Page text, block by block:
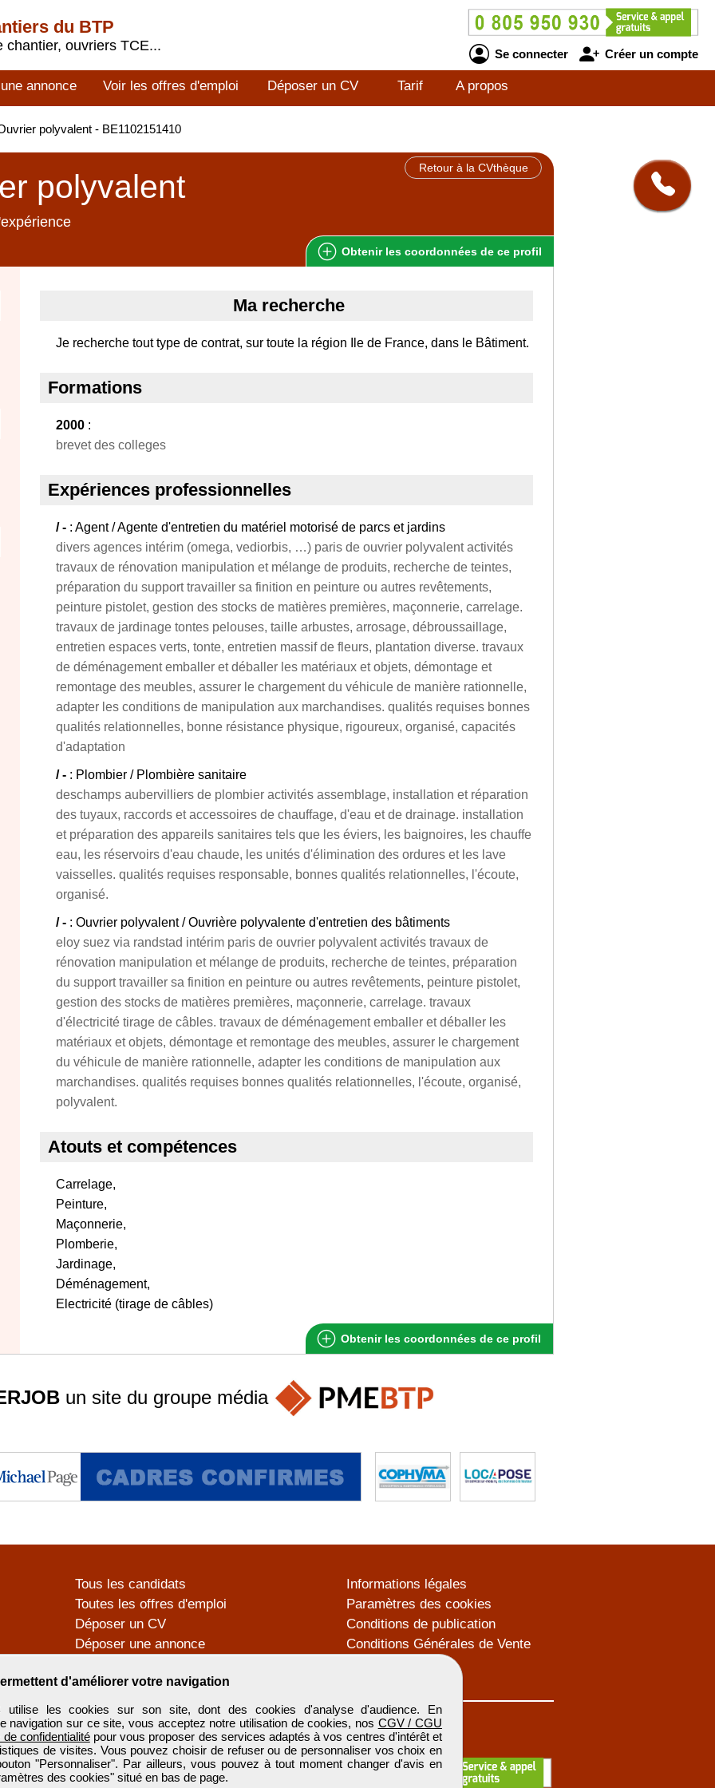
du BTP
chantier, ouvriers TCE...
Se connecter Créer un compte
annonce Voir les offres d'emploi Déposer un CV Tarif A propos
polyvalent - BE1102151410
Retour à la CVthèque
polyvalent
Obtenir les coordonnées de ce profil
Ma recherche
Je recherche tout type de contrat, sur toute la région Ile de France, dans le Bâtiment.
Formations
2000 :
brevet des colleges
Expériences professionnelles
/ - : Agent / Agente d'entretien du matériel motorisé de parcs et jardins
divers agences intérim (omega, vediorbis, …) paris de ouvrier polyvalent activités
travaux de rénovation manipulation et mélange de produits, recherche de teintes,
préparation du support travailler sa finition en peinture ou autres revêtements,
peinture pistolet, gestion des stocks de matières premières, maçonnerie, carrelage.
travaux de jardinage tontes pelouses, taille arbustes, arrosage, débroussaillage,
entretien espaces verts, tonte, entretien massif de fleurs, plantation diverse. travaux
de déménagement emballer et déballer les matériaux et objets, démontage et
remontage des meubles, assurer le chargement du véhicule de manière rationnelle,
adapter les conditions de manipulation aux marchandises. qualités requises bonnes
qualités relationnelles, bonne résistance physique, rigoureux, organisé, capacités
d'adaptation
/ - : Plombier / Plombière sanitaire
deschamps aubervilliers de plombier activités assemblage, installation et réparation
des tuyaux, raccords et accessoires de chauffage, d'eau et de drainage. installation
et préparation des appareils sanitaires tels que les éviers, les baignoires, les chauffe
eau, les réservoirs d'eau chaude, les unités d'élimination des ordures et les lave
vaisselles. qualités requises responsable, bonnes qualités relationnelles, l'écoute,
organisé.
/ - : Ouvrier polyvalent / Ouvrière polyvalente d'entretien des bâtiments
eloy suez via randstad intérim paris de ouvrier polyvalent activités travaux de
rénovation manipulation et mélange de produits, recherche de teintes, préparation
du support travailler sa finition en peinture ou autres revêtements, peinture pistolet,
gestion des stocks de matières premières, maçonnerie, carrelage. travaux
d'électricité tirage de câbles. travaux de déménagement emballer et déballer les
matériaux et objets, démontage et remontage des meubles, assurer le chargement
du véhicule de manière rationnelle, adapter les conditions de manipulation aux
marchandises. qualités requises bonnes qualités relationnelles, l'écoute, organisé,
polyvalent.
Atouts et compétences
Carrelage,
Peinture,
Maçonnerie,
Plomberie,
Jardinage,
Déménagement,
Electricité (tirage de câbles)
Obtenir les coordonnées de ce profil
d'améliorer votre navigation
utilise les cookies sur son site, dont des cookies d'analyse d'audience. En
navigation sur ce site, vous acceptez notre utilisation de cookies, nos CGV / CGU
de confidentialitépour vous proposer des services adaptés à vos centres d'intérêt et
de visites. Vous pouvez choisir de refuser ou de personnaliser vos choix en
"Personnaliser". Par ailleurs, vous pouvez à tout moment changer d'avis en
des cookies" situé en bas de page.
un site du groupe média
Tous les candidats
Toutes les offres d'emploi
Déposer un CV
Déposer une annonce
Informations légales
Paramètres des cookies
Conditions de publication
Conditions Générales de Vente